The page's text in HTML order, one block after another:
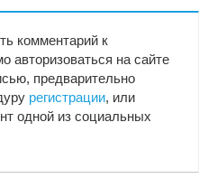
комментарий к
авторизоваться на сайте
предварительно
регистрации, или
одной из социальных